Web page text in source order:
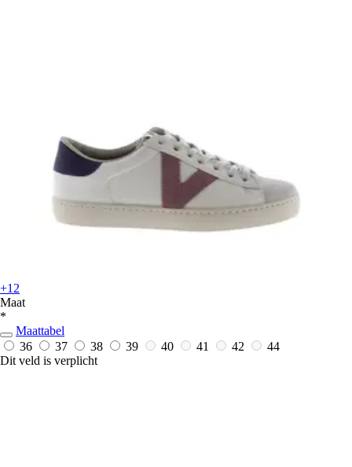
+12
Maat
*
Maattabel
36
37 38 39 40 41 42
44
Dit veld is verplicht